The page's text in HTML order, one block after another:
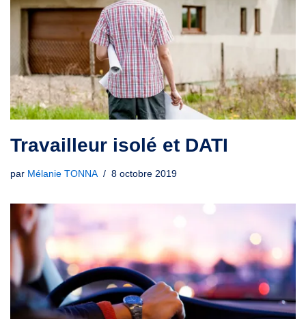
Travailleur isolé et DATI
par Mélanie TONNA 8 octobre 2019